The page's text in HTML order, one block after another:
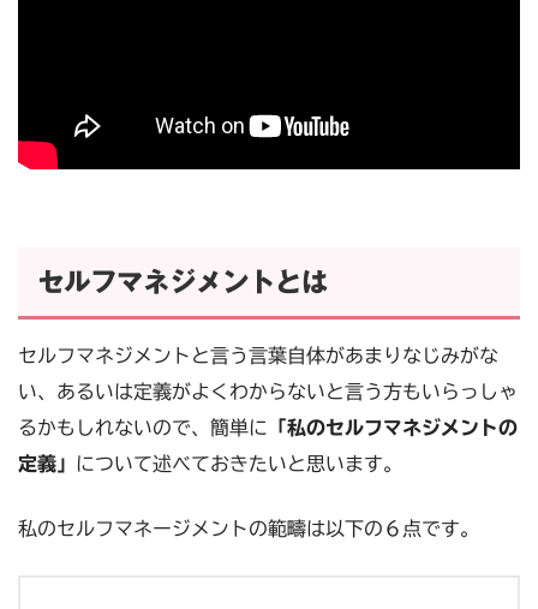
セルフマネジメントとは
セルフマネジメントと言う言葉自体があまりなじみがな
い、あるいは定義がよくわからないと言う方もいらっしゃ
るかもしれないので、簡単に
「私のセルフマネジメントの
定義」
について述べておきたいと思います。
私のセルフマネージメントの範疇は以下の６点です。